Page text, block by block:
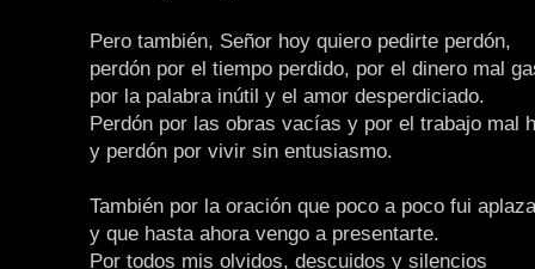
Pero también, Señor hoy quiero pedirte perdón,
perdón por el tiempo perdido, por el dinero mal
por la palabra inútil y el amor desperdiciado.
Perdón por las obras vacías y por el trabajo mal
y perdón por vivir sin entusiasmo.
También por la oración que poco a poco fui
y que hasta ahora vengo a presentarte.
Por todos mis olvidos, descuidos y silencios